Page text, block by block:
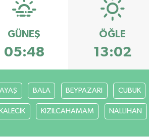
GÜNEŞ
05:48
ÖĞLE
13:02
AYAŞ BALA BEYPAZARI CUBUK
KALECİK KIZILCAHAMAM NALLIHAN